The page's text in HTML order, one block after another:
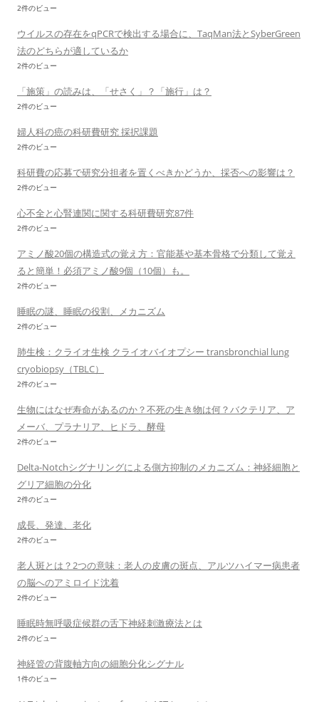
2件のビュー
ウイルスの存在をqPCRで検出する場合に、TaqMan法とSyberGreen
法のどちらが適しているか
2件のビュー
「施策」の読みは、「せさく」？「施行」は？
2件のビュー
婦人科の癌の科研費研究 採択課題
2件のビュー
科研費の応募で研究分担者を置くべきかどうか、採否への影響は？
2件のビュー
心不全と心腎連関に関する科研費研究87件
2件のビュー
アミノ酸20個の構造式の覚え方：官能基や基本骨格で分類して覚え
ると簡単！必須アミノ酸9個（10個）も。
2件のビュー
睡眠の謎、睡眠の役割、メカニズム
2件のビュー
肺生検：クライオ生検 クライオバイオプシー transbronchial lung
cryobiopsy（TBLC）
2件のビュー
生物にはなぜ寿命があるのか？不死の生き物は何？バクテリア、ア
メーバ、プラナリア、ヒドラ、酵母
2件のビュー
Delta-Notchシグナリングによる側方抑制のメカニズム：神経細胞と
グリア細胞の分化
2件のビュー
成長、発達、老化
2件のビュー
老人斑とは？2つの意味：老人の皮膚の斑点、アルツハイマー病患者
の脳へのアミロイド沈着
2件のビュー
睡眠時無呼吸症候群の舌下神経刺激療法とは
2件のビュー
神経管の背腹軸方向の細胞分化シグナル
1件のビュー